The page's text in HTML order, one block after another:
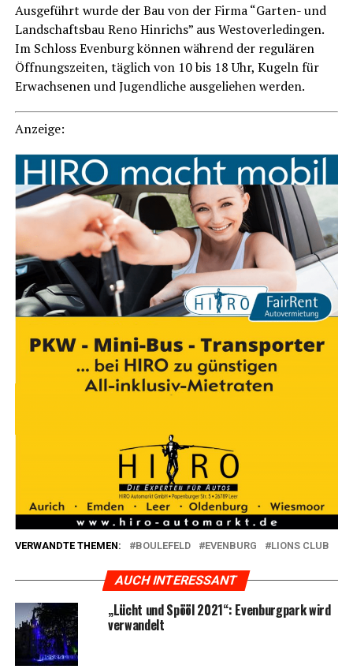
Aus­ge­führt wur­de der Bau von der Fir­ma “Gar­ten- und
Land­schafts­bau Reno Hin­richs” aus Wes­t­ov­er­le­din­gen.
Im Schloss Even­burg kön­nen wäh­rend der regu­lä­ren
Öff­nungs­zei­ten, täg­lich von 10 bis 18 Uhr, Kugeln für
Erwach­se­nen und Jugend­li­che aus­ge­lie­hen werden.
Anzei­ge:
VERWANDTE THEMEN: BOULEFELD EVENBURG LIONS CLUB
AUCH INTERESSANT
„Lücht und Spö­öl 2021“: Even­burg­park wird
verwandelt